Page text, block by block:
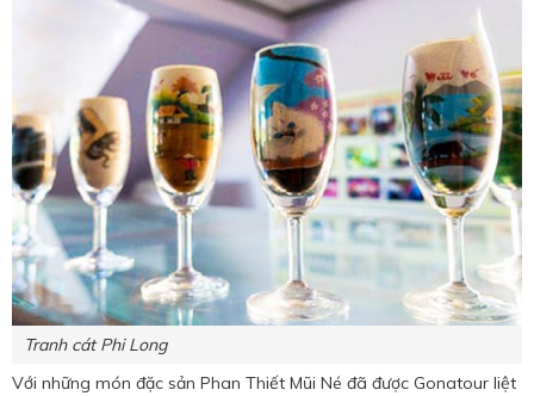
Tranh cát Phi Long
Với những món đặc sản Phan Thiết Mũi Né đã được Gonatour liệt